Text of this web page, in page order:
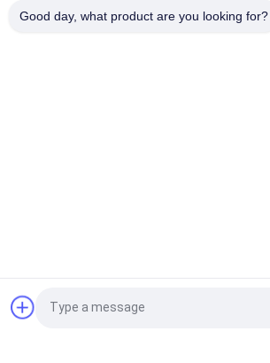
Инвертор CV900A PMSM
Источник Питания
Индукционного
Запрос Цитировать
Good day, what product are you looking for?